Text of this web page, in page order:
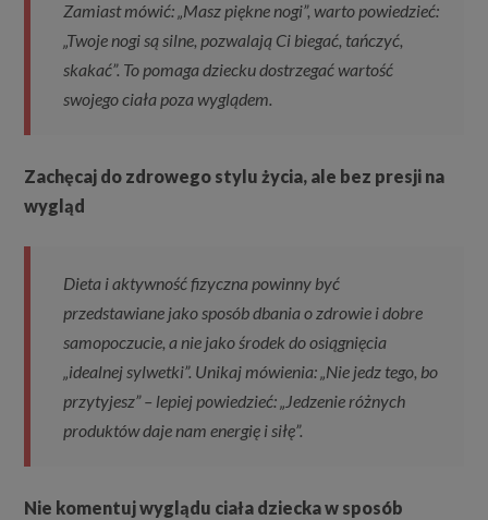
Zamiast mówić: „Masz piękne nogi”, warto powiedzieć:
„Twoje nogi są silne, pozwalają Ci biegać, tańczyć,
skakać”. To pomaga dziecku dostrzegać wartość
swojego ciała poza wyglądem.
Zachęcaj do zdrowego stylu życia, ale bez presji na
wygląd
Dieta i aktywność fizyczna powinny być
przedstawiane jako sposób dbania o zdrowie i dobre
samopoczucie, a nie jako środek do osiągnięcia
„idealnej sylwetki”. Unikaj mówienia: „Nie jedz tego, bo
przytyjesz” – lepiej powiedzieć: „Jedzenie różnych
produktów daje nam energię i siłę”.
Nie komentuj wyglądu ciała dziecka w sposób